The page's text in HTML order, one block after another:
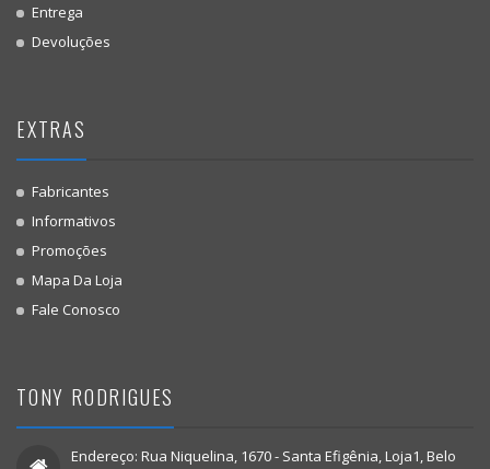
Entrega
Devoluções
EXTRAS
Fabricantes
Informativos
Promoções
Mapa Da Loja
Fale Conosco
TONY RODRIGUES
Endereço: Rua Niquelina, 1670 - Santa Efigênia, Loja1, Belo